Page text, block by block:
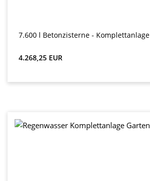
7.600 l Betonzisterne - Komplettanlage
Preț obișnuit:
4.268,25 EUR